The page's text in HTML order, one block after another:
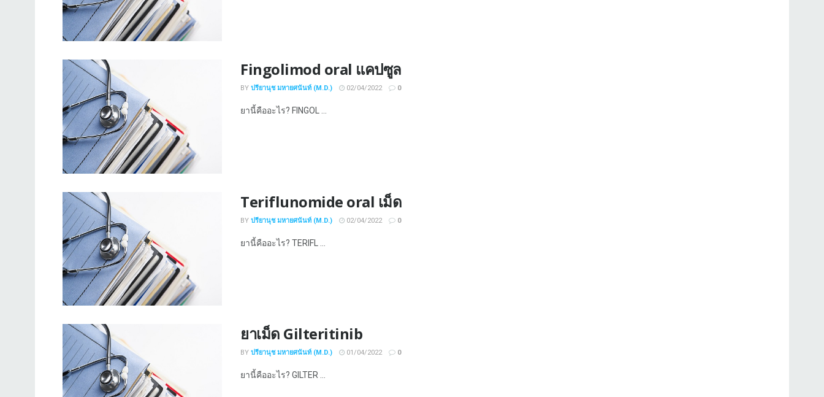
Fingolimod oral แคปซูล
BY ปรียานุช มหายศนันท์ (M.D.) 02/04/2022 0
ยานี้คืออะไร? FINGOL ...
Teriflunomide oral เม็ด
BY ปรียานุช มหายศนันท์ (M.D.) 02/04/2022 0
ยานี้คืออะไร? TERIFL ...
ยาเม็ด Gilteritinib
BY ปรียานุช มหายศนันท์ (M.D.) 01/04/2022 0
ยานี้คืออะไร? GILTER ...